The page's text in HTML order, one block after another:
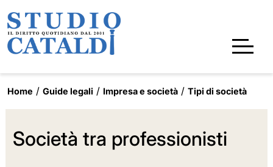
Home Guide legali Impresa e società Tipi di società
Società tra professionisti